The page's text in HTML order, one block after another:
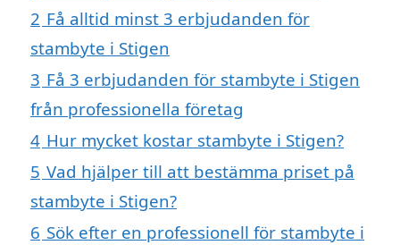
2 Få alltid minst 3 erbjudanden för
stambyte i Stigen
3 Få 3 erbjudanden för stambyte i Stigen
från professionella företag
4 Hur mycket kostar stambyte i Stigen?
5 Vad hjälper till att bestämma priset på
stambyte i Stigen?
6 Sök efter en professionell för stambyte i